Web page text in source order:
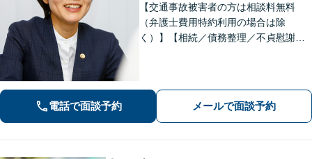
【交通事故被害者の方は相談料無料
（弁護士費用特約利用の場合は除
く）】【相続／債務整理／不貞慰謝料
き、気持ちに寄り添いながら法的サポ
ートをいたします。
電話で面談予約 メールで面談予約